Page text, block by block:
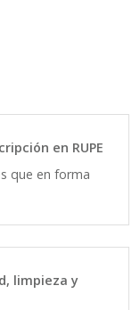
en RUPE
que en forma
limpieza y